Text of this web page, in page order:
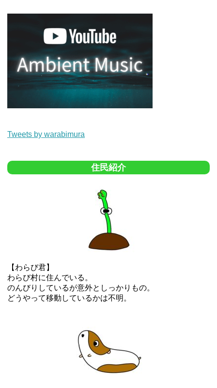
Tweets by warabimura
住民紹介
【わらび君】
わらび村に住んでいる。
のんびりしているが意外としっかりもの。
どうやって移動しているかは不明。